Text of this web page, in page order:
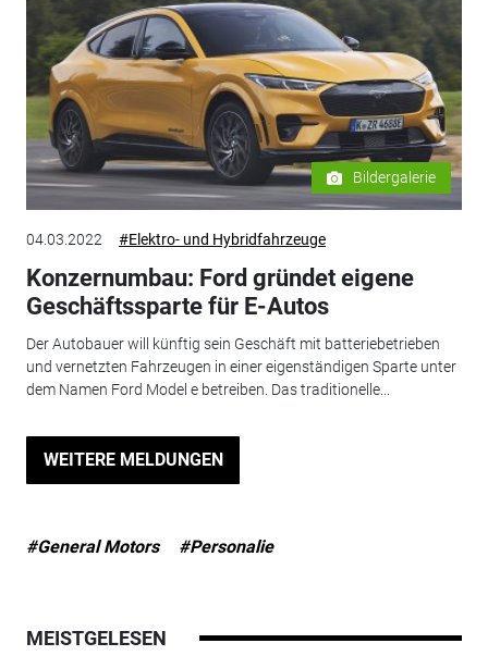
Bildergalerie
04.03.2022 #Elektro- und Hybridfahrzeuge
Konzernumbau: Ford gründet eigene
Geschäftssparte für E-Autos
Der Autobauer will künftig sein Geschäft mit batteriebetrieben
und vernetzten Fahrzeugen in einer eigenständigen Sparte unter
dem Namen Ford Model e betreiben. Das traditionelle...
WEITERE MELDUNGEN
#General Motors #Personalie
MEISTGELESEN